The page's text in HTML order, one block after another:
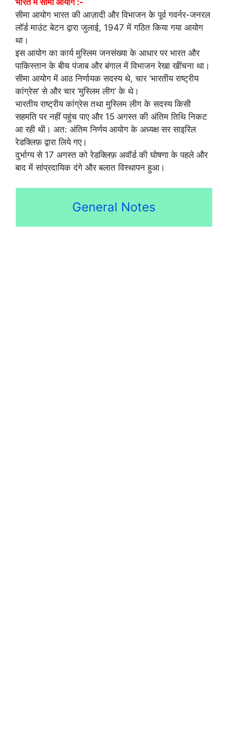
भारत में सीमा आयोग :-
सीमा आयोग भारत की आज़ादी और विभाजन के पूर्व गवर्नर-जनरल
लॉर्ड माउंट बेटन द्वारा जुलाई, 1947 में गठित किया गया आयोग
था।
इस आयोग का कार्य मुस्लिम जनसंख्या के आधार पर भारत और
पाकिस्तान के बीच पंजाब और बंगाल में विभाजन रेखा खींचना था।
सीमा आयोग में आठ निर्णायक सदस्य थे, चार ‘भारतीय राष्ट्रीय
कांग्रेस’ से और चार ‘मुस्लिम लीग’ के थे।
भारतीय राष्ट्रीय कांग्रेस तथा मुस्लिम लीग के सदस्य किसी
सहमति पर नहीं पहुंच पाए और 15 अगस्त की अंतिम तिथि निकट
आ रही थी। अत: अंतिम निर्णय आयोग के अध्यक्ष सर साइरिल
रेडक्लिफ़ द्वारा लिये गए।
दुर्भाग्य से 17 अगस्त को रेडक्लिफ़ अवॉर्ड की घोषणा के पहले और
बाद में सांप्रदायिक दंगे और बलात विस्थापन हुआ।
General Notes